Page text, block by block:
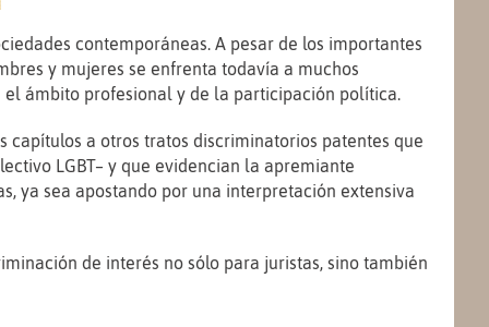
contemporáneas. A pesar de los importantes
y mujeres se enfrenta todavía a muchos
ámbito profesional y de la participación política.
a otros tratos discriminatorios patentes que
LGBT– y que evidencian la apremiante
ya sea apostando por una interpretación extensiva
de interés no sólo para juristas, sino también